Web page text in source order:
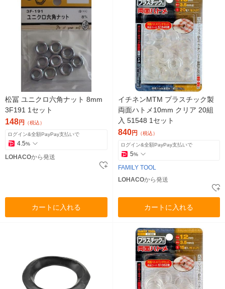
松冨 ユニクロ六角ナット 8mm
3F191 1セット
148円 （税込）
ログイン&全額PayPay支払いで
4.5%
LOHACOから発送
カートに入れる
イチネンMTM プラスチック製
両面ハトメ10mm クリア 20組
入 51548 1セット
840円 （税込）
ログイン&全額PayPay支払いで
5%
FAMILY TOOL
LOHACOから発送
カートに入れる